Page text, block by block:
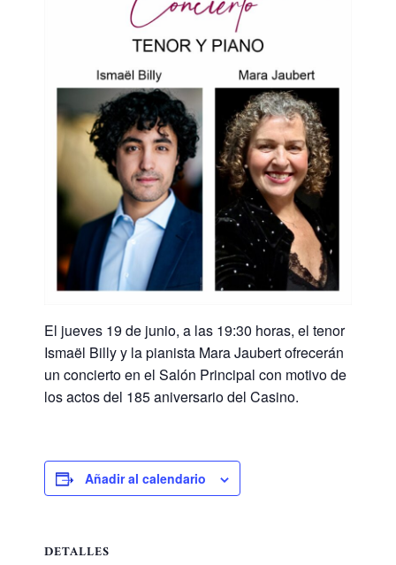
El jueves 19 de junio, a las 19:30 horas, el tenor
Ismaël Billy y la pianista Mara Jaubert ofrecerán
un concierto en el Salón Principal con motivo de
los actos del 185 aniversario del Casino.
Añadir al calendario
DETALLES